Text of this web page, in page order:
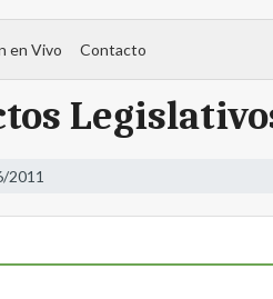
en Vivo Contacto
2011